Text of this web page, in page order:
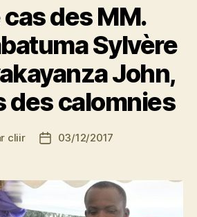
des MM.
Sylvère
John,
des calomnies
cliir
Date03/12/2017